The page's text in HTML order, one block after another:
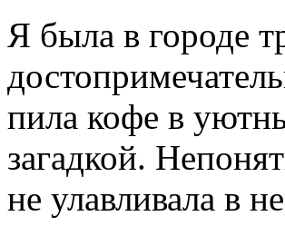
Я была в городе
пила кофе в
загадкой.
не улавливала в